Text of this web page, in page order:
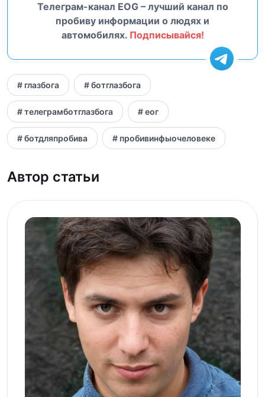
Телеграм-канал EOG – лучший канал по
пробиву информации о людях и
автомобилях. Подписывайся!
# глазбога # ботглазбога
# телеграмботглазбога # еог
# ботдляпробива # пробивинфыочеловеке
Автор статьи